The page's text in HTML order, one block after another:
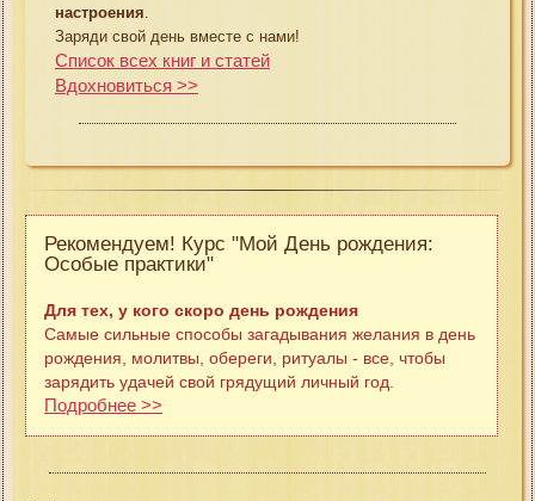
настроения
Заряди свой день вместе с нами!
Список всех книг и статей
Вдохновиться >>
Рекомендуем! Курс "Мой День рождения:
Особые практики"
Для тех, у кого скоро день рождения
Самые сильные способы загадывания желания в день
рождения, молитвы, обереги, ритуалы - все, чтобы
зарядить удачей свой грядущий личный год.
Подробнее >>